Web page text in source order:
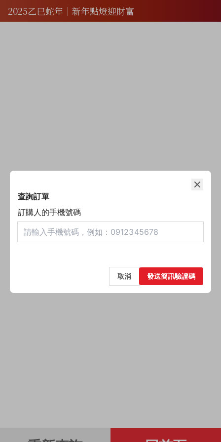
2025乙巳蛇年｜新年點燈迎財富
查詢訂單
訂購人的手機號碼
取消 發送簡訊驗證碼